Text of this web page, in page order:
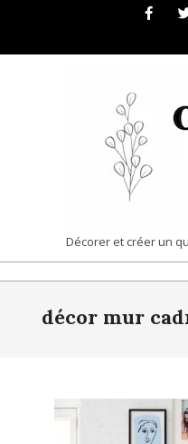
content
COCON
|
LIVING
Décorer et créer un
Navigationdécor mur